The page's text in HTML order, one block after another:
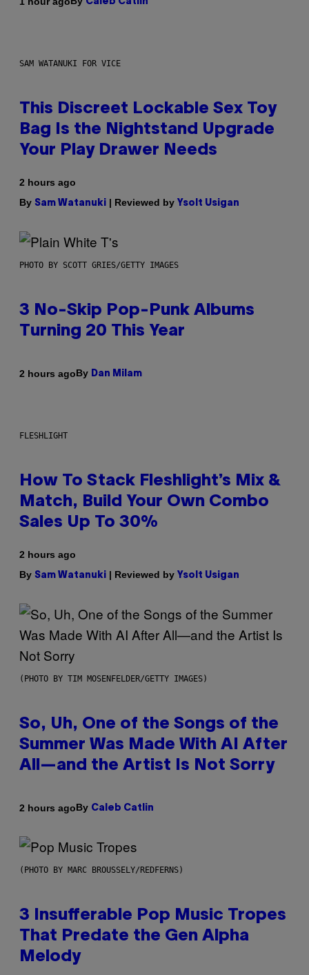
Caleb Catlin
SAM WATANUKI FOR VICE
This Discreet Lockable Sex Toy
Bag Is the Nightstand Upgrade
Your Play Drawer Needs
2 hours ago
By Sam Watanuki | Reviewed by Ysolt Usigan
PHOTO BY SCOTT GRIES/GETTY IMAGES
3 No-Skip Pop-Punk Albums
Turning 20 This Year
2 hours agoBy Dan Milam
FLESHLIGHT
How To Stack Fleshlight’s Mix &
Match, Build Your Own Combo
Sales Up To 30%
2 hours ago
By Sam Watanuki | Reviewed by Ysolt Usigan
(PHOTO BY TIM MOSENFELDER/GETTY IMAGES)
So, Uh, One of the Songs of the
Summer Was Made With AI After
All—and the Artist Is Not Sorry
2 hours agoBy Caleb Catlin
(PHOTO BY MARC BROUSSELY/REDFERNS)
3 Insufferable Pop Music Tropes
That Predate the Gen Alpha
Melody